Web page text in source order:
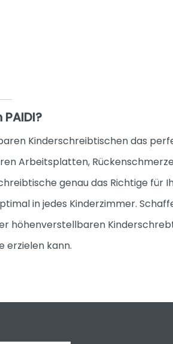
Kinderschreibtischen das
Arbeitsplatten,
genau das Richtige für
in jedes Kinderzimmer.
höhenverstellbaren
erzielen kann.